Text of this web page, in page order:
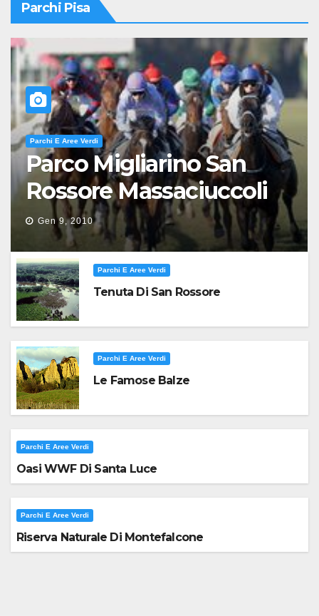
Parchi Pisa
Parchi E Aree Verdi
Parco Migliarino San
Rossore Massaciuccoli
Gen 9, 2010
Parchi E Aree Verdi
Tenuta Di San Rossore
Parchi E Aree Verdi
Le Famose Balze
Parchi E Aree Verdi
Oasi WWF Di Santa Luce
Parchi E Aree Verdi
Riserva Naturale Di Montefalcone